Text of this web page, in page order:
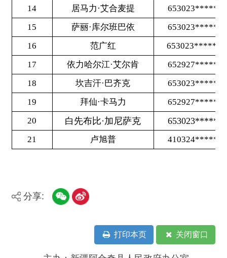
20 白先布比·加尼萨克 653023********0424
21 卢旭普 410324********0537
打印本页 关闭窗口
主办：新疆阿合奇县人民政府办公室
承办：新疆阿合奇县政务服务和数字发
展中心
地 址：阿合奇县南大街 邮 编：843500
法律声明
电话：0908-5623856
政务新媒体矩阵
阿合奇县网信办监督电话：0908-